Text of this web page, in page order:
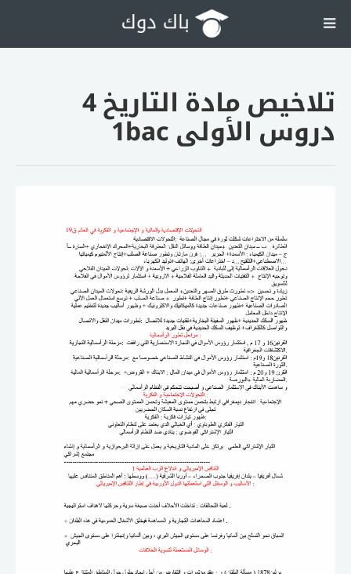
تلاخيص مادة التاريخ 4
دروس الأولى 1bac